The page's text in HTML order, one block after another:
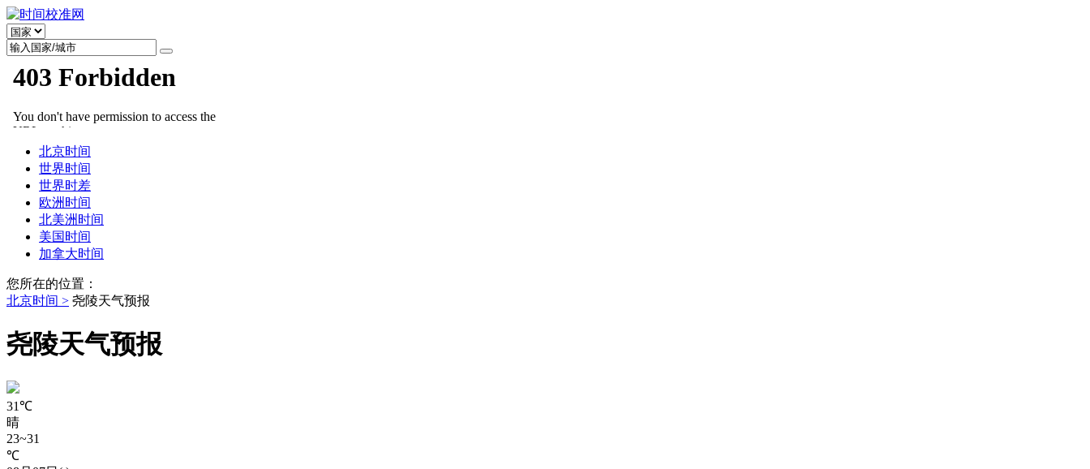
北京时间
世界时间
世界时差
欧洲时间
北美洲时间
美国时间
加拿大时间
您所在的位置：
北京时间 > 尧陵天气预报
尧陵天气预报
31 ℃
晴
23~31
℃